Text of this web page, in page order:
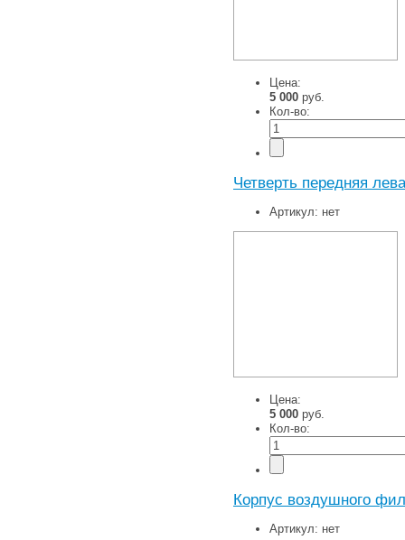
Цена:
5 000 руб.
Кол-во:
Четверть передняя
Артикул: нет
Цена:
5 000 руб.
Кол-во:
Корпус воздушного
Артикул: нет